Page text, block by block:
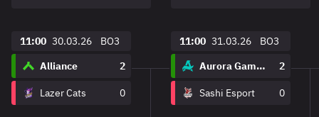
11:00 30.03.26
BO3
Alliance
2
Lazer Cats 0
11:00 31.03.26
BO3
Aurora Gaming
2
Sashi Esport 0